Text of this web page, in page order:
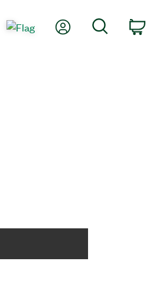
Mein KontoSuche